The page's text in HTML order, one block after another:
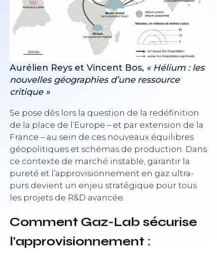
Aurélien Reys et Vincent Bos, « Hélium : les
nouvelles géographies d’une ressource
critique »
Se pose dès lors la question de la redéfinition
de la place de l’Europe – et par extension de la
France – au sein de ces nouveaux équilibres
géopolitiques et schémas de production. Dans
ce contexte de marché instable, garantir la
pureté et l’approvisionnement en gaz ultra-
purs devient un enjeu stratégique pour tous
les projets de R&D avancée.
Comment Gaz-Lab sécurise
l’approvisionnement :